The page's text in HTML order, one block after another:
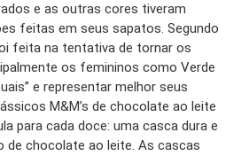
e as outras cores tiveram
feitas em seus sapatos. Segundo
feita na tentativa de tornar os
os femininos como Verde
e representar melhor seus
M&M’s de chocolate ao leite
para cada doce: uma casca dura e
de chocolate ao leite. As cascas